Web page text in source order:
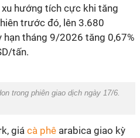
hướng tích cực khi tăng
trước đó, lên 3.680
hạn tháng 9/2026 tăng 0,67%
tấn.
trong phiên giao dịch ngày 17/6.
giá cà phê arabica giao kỳ